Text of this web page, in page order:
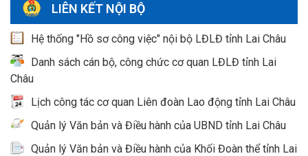
LIÊN KẾT NỘI BỘ
Hệ thống "Hồ sơ công việc" nội bộ LĐLĐ tỉnh Lai Châu
Danh sách cán bộ, công chức cơ quan LĐLĐ tỉnh Lai
Châu
Lịch công tác cơ quan Liên đoàn Lao động tỉnh Lai Châu
Quản lý Văn bản và Điều hành của UBND tỉnh Lai Châu
Quản lý Văn bản và Điều hành của Khối Đoàn thể tỉnh Lai